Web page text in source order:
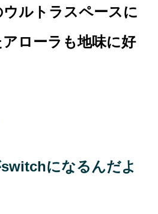
ルトラスペースに
ローラも地味に好
になるんだよ